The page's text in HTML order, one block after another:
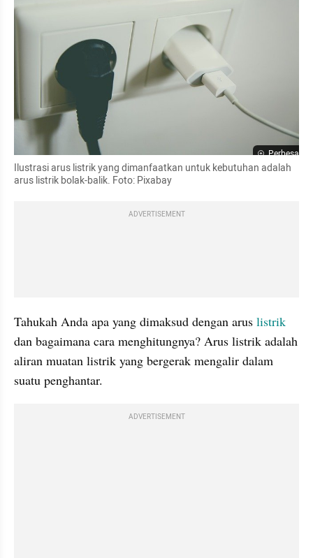
Perbesar
Ilustrasi arus listrik yang dimanfaatkan untuk kebutuhan adalah
arus listrik bolak-balik. Foto: Pixabay
ADVERTISEMENT
Tahukah Anda apa yang dimaksud dengan arus listrik
dan bagaimana cara menghitungnya? Arus listrik adalah
aliran muatan listrik yang bergerak mengalir dalam
suatu penghantar.
ADVERTISEMENT